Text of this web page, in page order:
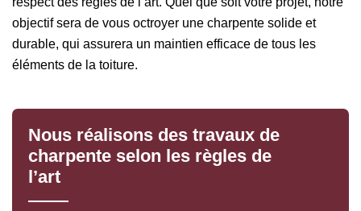
objectif sera de vous octroyer une charpente solide et
durable, qui assurera un maintien efficace de tous les
éléments de la toiture.
Nous réalisons des travaux de
charpente selon les règles de
l’art